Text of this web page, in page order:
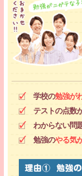
学校の勉強が
テストの点数
わからない問
勉強のやる気